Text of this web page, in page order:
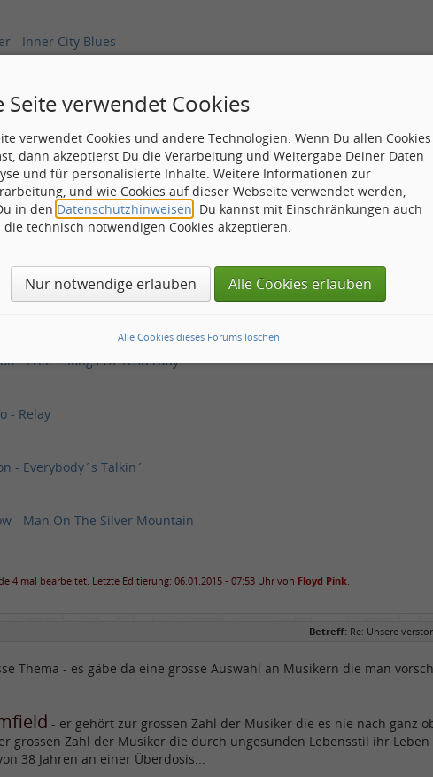
- Inner City Blues
- Naima
Joe Cocker - With A Little Help From My Friends
Dreilich u. Panta Rhei - Zwischen gestern und morgen
Lenz Big Band feat. Klaus Nowodworski - Do right - Daddys can't help
- Hey Joe
- Free - Songs Of Yesterday
- Relay
- Everybody´s Talkin´
- Man On The Silver Mountain
4 mal bearbeitet. Letzte Editierung: 06.01.2015 - 07:53 Uhr von Floyd Pink.
Betreff: Re: Unsere
Thema - es gäbe da eine grosse Auswahl an Musikern die man
- er gehört zur grossen Zahl der Musiker die es nie nach ganz
grossen Zahl der Musiker die durch ungesunden Lebensstil ihr
38 Jahren an einer Überdosis...
Seite verwendet Cookies
verwendet Cookies und andere Technologien. Wenn Du allen Cookies
dann akzeptierst Du die Verarbeitung und Weitergabe Deiner Daten
und für personalisierte Inhalte. Weitere Informationen zur
und wie Cookies auf dieser Webseite verwendet werden,
in den Datenschutzhinweisen . Du kannst mit Einschränkungen auch
technisch notwendigen Cookies akzeptieren.
Nur notwendige erlauben Alle Cookies erlauben
Alle Cookies dieses Forums löschen